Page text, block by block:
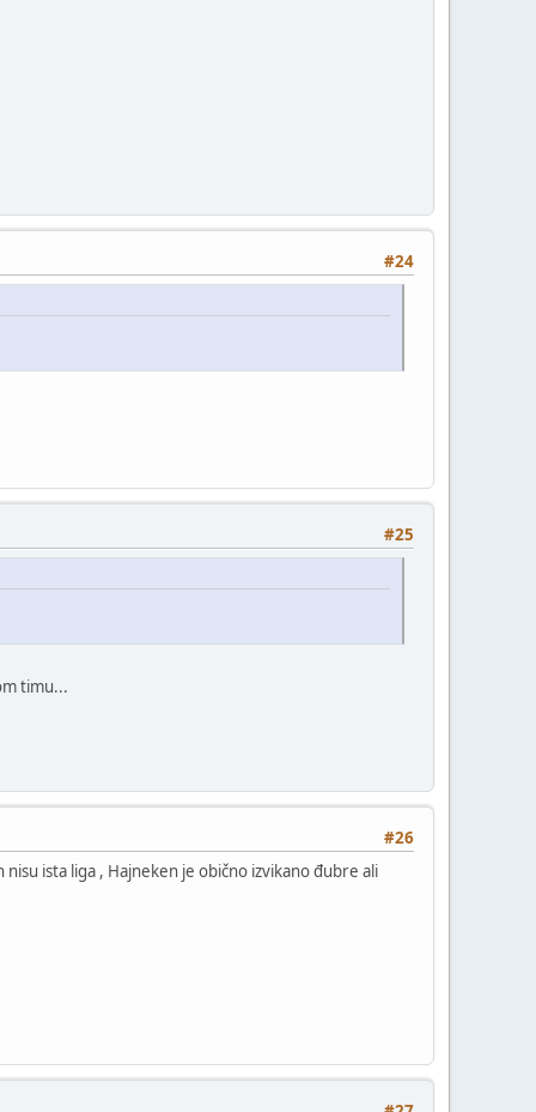
#24
#25
timu...
#26
nisu ista liga , Hajneken je obično izvikano đubre ali